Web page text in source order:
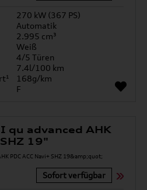
270 kW (367 PS)
Automatik
2.995 cm³
Weiß
4/5 Türen
7.4l/100 km
168g/km
F
qu advanced AHK
19"
Sofort verfügbar